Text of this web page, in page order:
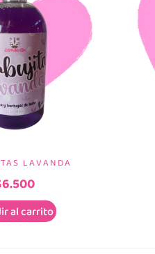
LAVANDA
6.500
al carrito